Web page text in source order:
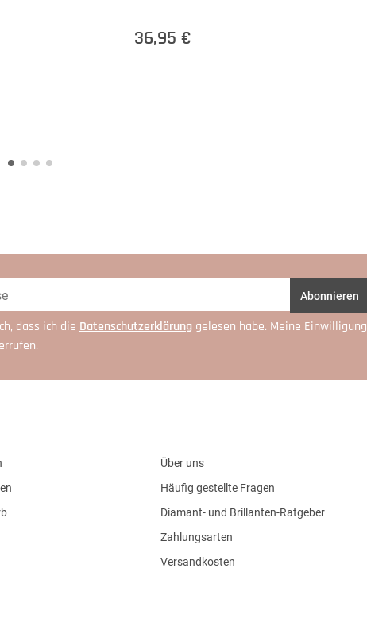
36,95 €
Abonnieren
dass ich die Daten­schutz­erklärung gelesen habe. Meine Einwilligung
Über uns
Häufig gestellte Fragen
Diamant- und Brillanten-Ratgeber
Zahlungsarten
Versandkosten